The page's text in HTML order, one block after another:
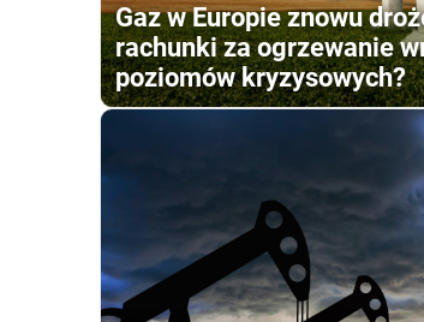
Gaz w Europie znowu
rachunki za ogrzewanie
poziomów kryzysowych?